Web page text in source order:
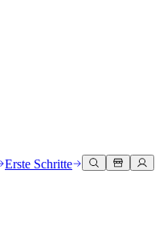
Spiele für jede Plattform
Sie 3D-Projekte in Echtzeit
kostenlos
erfolgreich zu sein
Erste Schritte